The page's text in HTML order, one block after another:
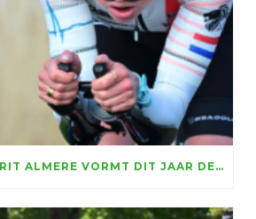
VANQUISH TIJDRIT ALMERE VORMT DIT JAAR DECOR WFN NK TIJDRIJDEN